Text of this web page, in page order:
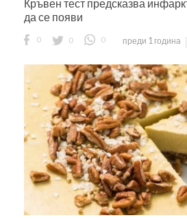
Кръвен тест предсказва
да се появи
0 0 0 преди 1 година